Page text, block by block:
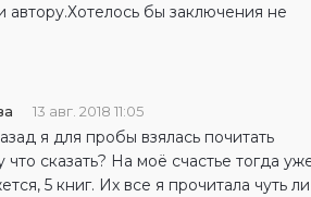
бы заключения не
13 авг. 2018 11:05
я для пробы взялась почитать
сказать? На моё счастье тогда
5 книг. Их все я прочитала чуть ли